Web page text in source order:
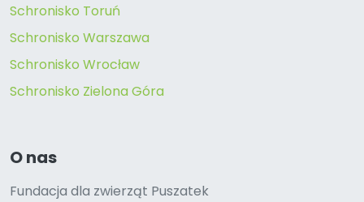
Schronisko Toruń
Schronisko Warszawa
Schronisko Wrocław
Schronisko Zielona Góra
O nas
Fundacja dla zwierząt Puszatek